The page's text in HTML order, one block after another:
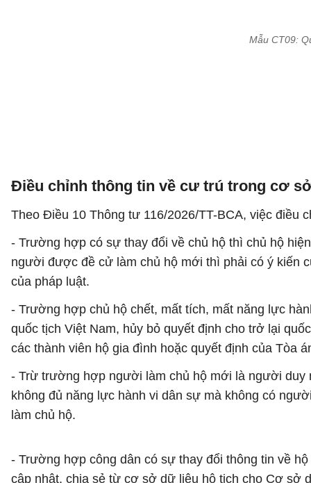
Mẫu CT09:
Điều chỉnh thông tin về cư trú trong cơ
Theo Điều 10 Thông tư 116/2026/TT-BCA, việc
- Trường hợp có sự thay đổi về chủ hộ thì chủ hộ
người được đề cử làm chủ hộ mới thì phải có ý kiến
của pháp luật.
- Trường hợp chủ hộ chết, mất tích, mất năng lực
quốc tịch Việt Nam, hủy bỏ quyết định cho trở lại
các thành viên hộ gia đình hoặc quyết định của Tòa
- Trừ trường hợp người làm chủ hộ mới là người duy
không đủ năng lực hành vi dân sự mà không có
làm chủ hộ.
- Trường hợp công dân có sự thay đổi thông tin về
cập nhật, chia sẻ từ cơ sở dữ liệu hộ tịch cho Cơ sở